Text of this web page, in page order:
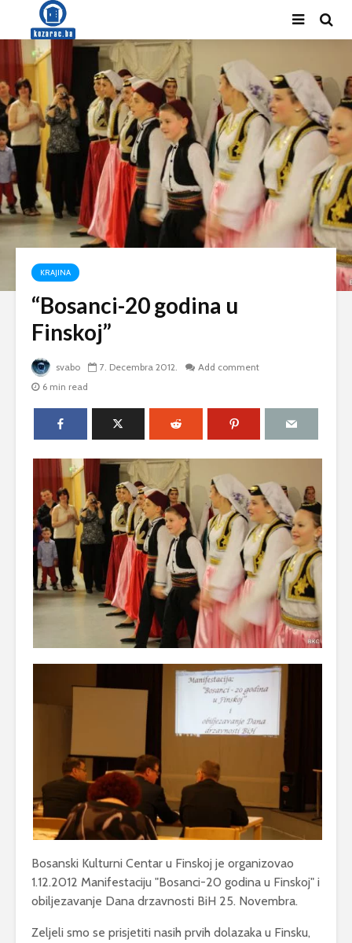
KRAJINA
“Bosanci-20 godina u
Finskoj”
svabo 7. Decembra 2012.
Add comment
6 min read
Bosanski Kulturni Centar u Finskoj je organizovao
1.12.2012 Manifestaciju "Bosanci-20 godina u Finskoj" i
obiljezavanje Dana drzavnosti BiH 25. Novembra.
Zeljeli smo se prisjetiti nasih prvih dolazaka u Finsku,